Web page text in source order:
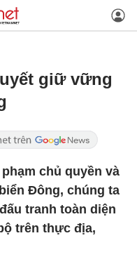
giữ vững
chủ quyền và
Đông, chúng ta
tranh toàn diện
trên thực địa,